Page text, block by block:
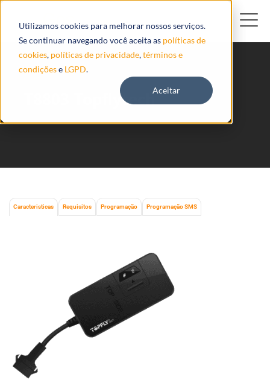
Utilizamos cookies para melhorar nossos serviços.
Se continuar navegando você aceita as políticas de
cookies, políticas de privacidade,términos e
condiçõese LGPD.
Aceitar
T8803 Topflytech
Caracteristicas Requisitos Programação Programação SMS